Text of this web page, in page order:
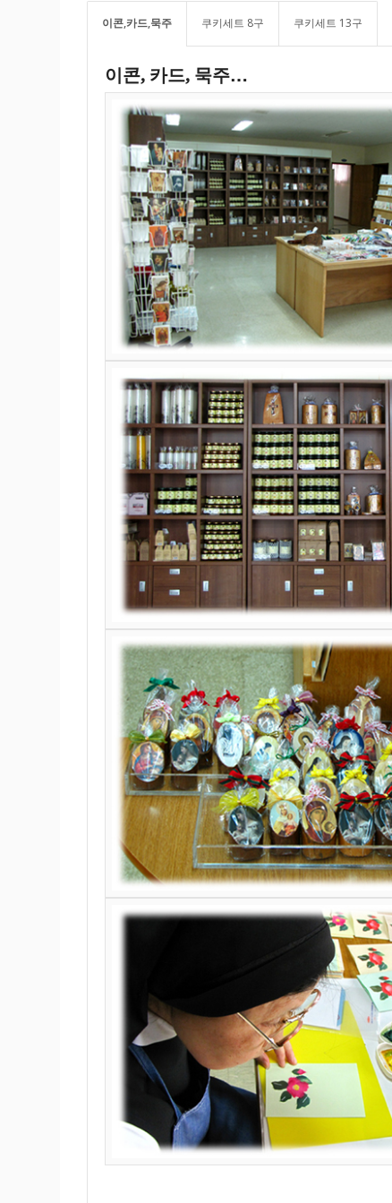
이콘,카드,묵주 쿠키세트 8구 쿠키세트 13구
이콘, 카드, 묵주…